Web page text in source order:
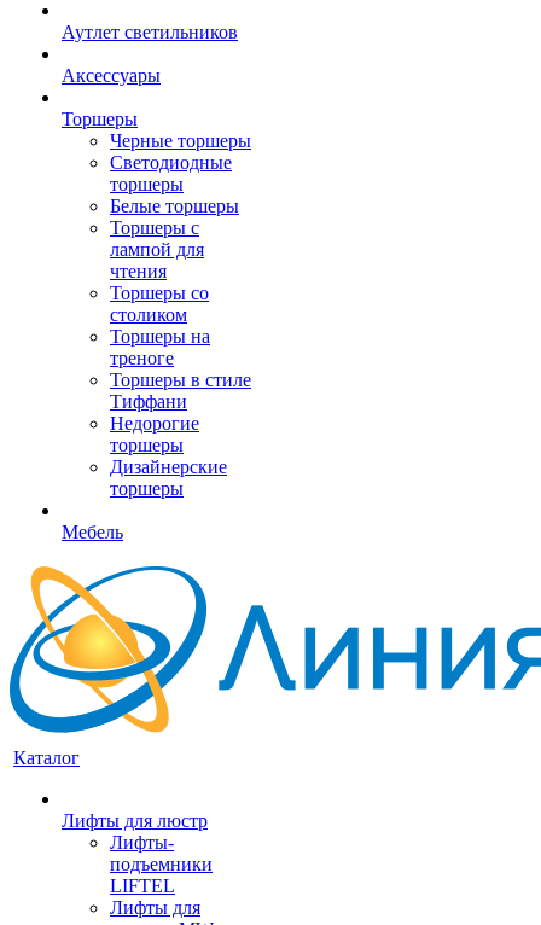
Аутлет светильников
Аксессуары
Торшеры
Черные торшеры
Светодиодные
торшеры
Белые торшеры
Торшеры с
лампой для
чтения
Торшеры со
столиком
Торшеры на
треноге
Торшеры в стиле
Тиффани
Недорогие
торшеры
Дизайнерские
торшеры
Мебель
Каталог
Лифты для люстр
Лифты-
подъемники
LIFTEL
Лифты для